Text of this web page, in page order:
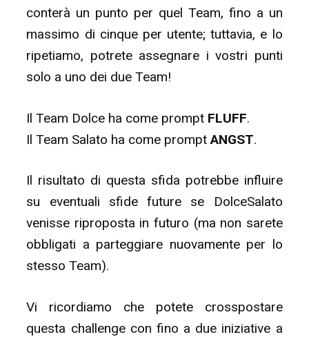
conterà un punto per quel Team, fino a un
massimo di cinque per utente; tuttavia, e lo
ripetiamo, potrete assegnare i vostri punti
solo a uno dei due Team!
Il Team Dolce ha come prompt FLUFF.
Il Team Salato ha come promptANGST.
Il risultato di questa sfida potrebbe influire
su eventuali sfide future se DolceSalato
venisse riproposta in futuro (ma non sarete
obbligati a parteggiare nuovamente per lo
stesso Team).
Vi ricordiamo che potete crosspostare
questa challenge con fino a due iniziative a